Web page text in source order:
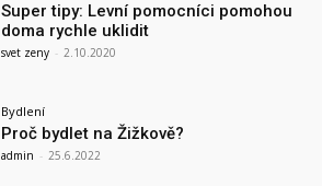
Super tipy: Levní pomocníci pomohou
doma rychle uklidit
svet zeny - 2.10.2020
Bydlení
Proč bydlet na Žižkově?
admin - 25.6.2022